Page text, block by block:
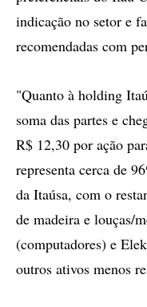
indicação no setor e
recomendadas com
"Quanto à holding
soma das partes e
R$ 12,30 por ação
representa cerca de
da Itaúsa, com o
de madeira e louças/
(computadores) e
outros ativos menos